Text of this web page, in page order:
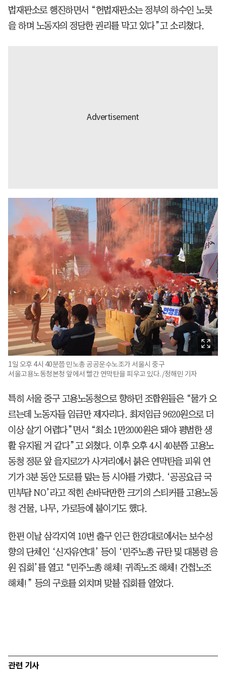
법재판소로 행진하면서 “헌법재판소는 정부의 하수인 노릇
을 하며 노동자의 정당한 권리를 막고 있다”고 소리쳤다.
1일 오후 4시 40분쯤 민노총 공공운수노조가 서울시 중구
서울고용노동청본청 앞에서 빨간 연막탄을 피우고 있다. /정해민 기자
특히 서울 중구 고용노동청으로 향하던 조합원들은 “물가 오
르는데 노동자들 임금만 제자리다. 최저임금 9620원으로 더
이상 살기 어렵다”면서 “최소 1만2000원은 돼야 평범한 생
활 유지될 거 같다”고 외쳤다. 이후 오후 4시 40분쯤 고용노
동청 정문 앞 을지로2가 사거리에서 붉은 연막탄을 피워 연
기가 3분 동안 도로를 덮는 등 시야를 가렸다. ‘공공요금 국
민부담 NO’라고 적힌 손바닥만한 크기의 스티커를 고용노동
청 건물, 나무, 가로등에 붙이기도 했다.
한편 이날 삼각지역 10번 출구 인근 한강대로에서는 보수성
향의 단체인 ‘신자유연대’ 등이 ‘민주노총 규탄 및 대통령 응
원 집회’를 열고 “민주노총 해체! 귀족노조 해체! 간첩노조
해체!” 등의 구호를 외치며 맞불 집회를 열었다.
관련 기사